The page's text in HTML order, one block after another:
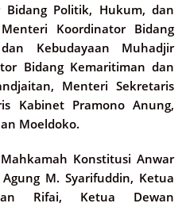
Politik, Hukum, dan
Koordinator Bidang
Kebudayaan Muhadjir
Bidang Kemaritiman dan
Menteri Sekretaris
Kabinet Pramono Anung,
Moeldoko.
Konstitusi Anwar
M. Syarifuddin, Ketua
Rifai, Ketua Dewan